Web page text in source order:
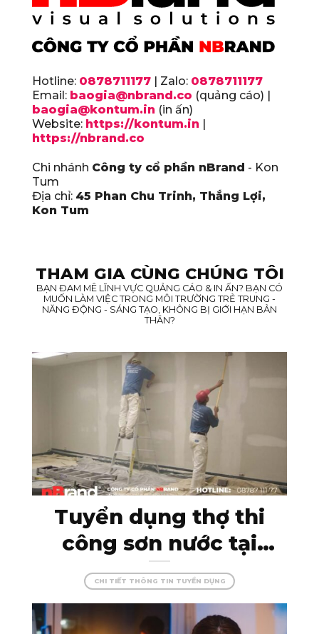
Hotline: 0878711177 | Zalo: 0878711177
Email: baogia@nbrand.co (quảng cáo) |
baogia@kontum.in (in ấn)
Website: https://kontum.in |
https://nbrand.co
Chi nhánh Công ty cổ phần nBrand - Kon
Tum
Địa chỉ: 45 Phan Chu Trinh, Thắng Lợi,
Kon Tum
THAM GIA CÙNG CHÚNG TÔI
BẠN ĐAM MÊ LĨNH VỰC QUẢNG CÁO & IN ẤN? BẠN CÓ
MUỐN LÀM VIỆC TRONG MÔI TRƯỜNG TRẺ TRUNG -
NĂNG ĐỘNG - SÁNG TẠO, KHÔNG BỊ GIỚI HẠN BẢN
THÂN?
Tuyển dụng thợ thi
công sơn nước tại
Kon Tum – đam mê
cùng màu sắc, tạo
dựng những công
CHI TIẾT THÔNG TIN TUYỂN DỤNG